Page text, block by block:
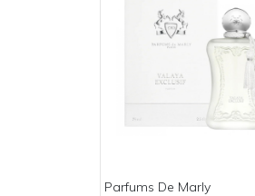
Parfums De Marly